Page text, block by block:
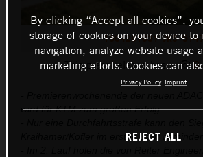
1904281631_JK5_5147
This press release has: 8
wird für KTM zum großen Erfolg
Kraihamer/Kofler im ersten Lauf verhindern
By clicking “Accept all cookies”,
storage of cookies on your device to
navigation, analyze website usage
marketing efforts. Cookies can
Privacy Policy Imprint
REJECT ALL